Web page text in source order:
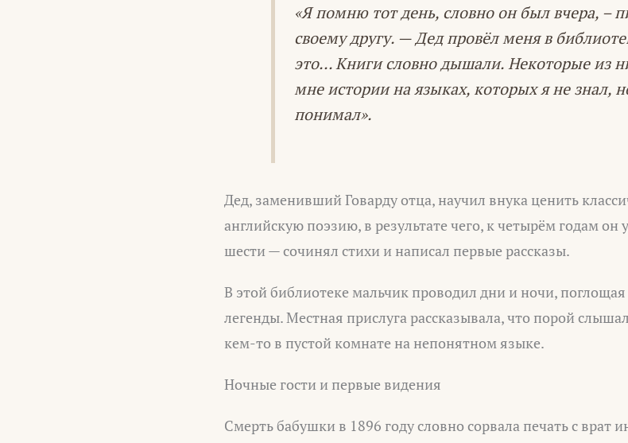
«Я помню тот день, словно он был вчера, –
своему другу. — Дед провёл меня в
это… Книги словно дышали. Некоторые из
мне истории на языках, которых я не знал,
понимал».
Дед, заменивший Говарду отца, научил внука ценить
английскую поэзию, в результате чего, к четырём годам он
шести — сочинял стихи и написал первые рассказы.
В этой библиотеке мальчик проводил дни и ночи,
легенды. Местная прислуга рассказывала, что порой
кем-то в пустой комнате на непонятном языке.
Ночные гости и первые видения
Смерть бабушки в 1896 году словно сорвала печать с врат